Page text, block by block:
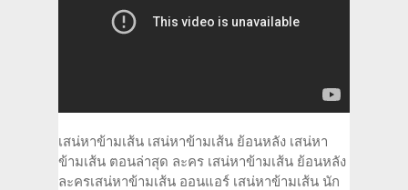
เสน่หาข้ามเส้น เสน่หาข้ามเส้น ย้อนหลัง เสน่หา
ข้ามเส้น ตอนล่าสุด ละคร เสน่หาข้ามเส้น ย้อนหลัง
ละครเสน่หาข้ามเส้น ออนแอร์ เสน่หาข้ามเส้น นัก